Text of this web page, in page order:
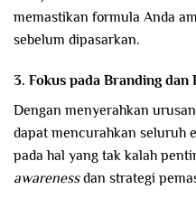
memastikan formula Anda
sebelum dipasarkan.
3. Fokus pada Branding dan
Dengan menyerahkan
dapat mencurahkan seluruh
pada hal yang tak kalah
awarenessdan strategi